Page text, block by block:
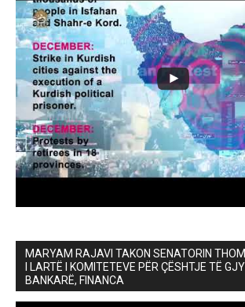
MARYAM RAJAVI TAKON SENATORIN
I LARTË I KOMITETEVE PËR ÇËSHTJE TË
BANKARË, FINANCA